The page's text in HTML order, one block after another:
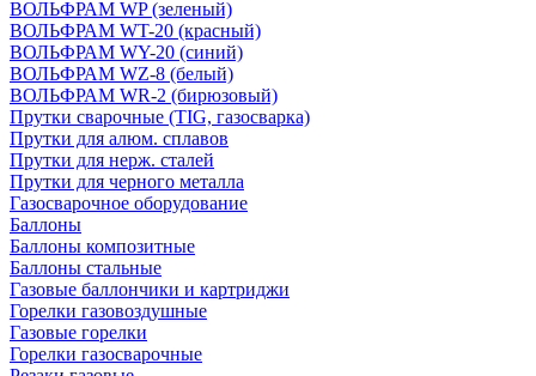
ВОЛЬФРАМ WP (зеленый)
ВОЛЬФРАМ WT-20 (красный)
ВОЛЬФРАМ WY-20 (синий)
ВОЛЬФРАМ WZ-8 (белый)
ВОЛЬФРАМ WR-2 (бирюзовый)
Прутки сварочные (TIG, газосварка)
Прутки для алюм. сплавов
Прутки для нерж. сталей
Прутки для черного металла
Газосварочное оборудование
Баллоны
Баллоны композитные
Баллоны стальные
Газовые баллончики и картриджи
Горелки газовоздушные
Газовые горелки
Горелки газосварочные